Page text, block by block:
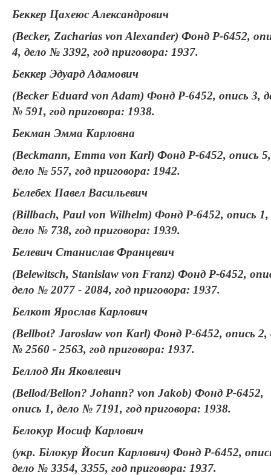
Беккер Цахеюс Александрович
(Becker, Zacharias von Alexander) Фонд Р-6452,
4, дело № 3392, год приговора: 1937.
Беккер Эдуард Адамович
(Becker Eduard von Adam) Фонд Р-6452, опись 3,
№ 591, год приговора: 1938.
Бекман Эмма Карловна
(Beckmann, Emma von Karl) Фонд Р-6452, опись 5,
дело № 557, год приговора: 1942.
Белебех Павел Васильевич
(Billbach, Paul von Wilhelm) Фонд Р-6452, опись 1,
дело № 738, год приговора: 1939.
Белевич Станислав Францевич
(Belewitsch, Stanislaw von Franz) Фонд Р-6452,
дело № 2077 - 2084, год приговора: 1937.
Белкот Ярослав Карлович
(Bellbot? Jaroslaw von Karl) Фонд Р-6452, опись 2,
№ 2560 - 2563, год приговора: 1937.
Беллод Ян Яковлевич
(Bellod/Bellon? Johann? von Jakob) Фонд Р-6452,
опись 1, дело № 7191, год приговора: 1938.
Белокур Иосиф Карлович
(укр. Білокур Йосип Карлович) Фонд Р-6452,
дело № 3354, 3355, год приговора: 1937.